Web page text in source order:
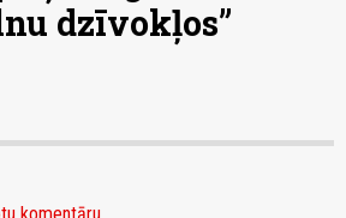
dzīvokļos”